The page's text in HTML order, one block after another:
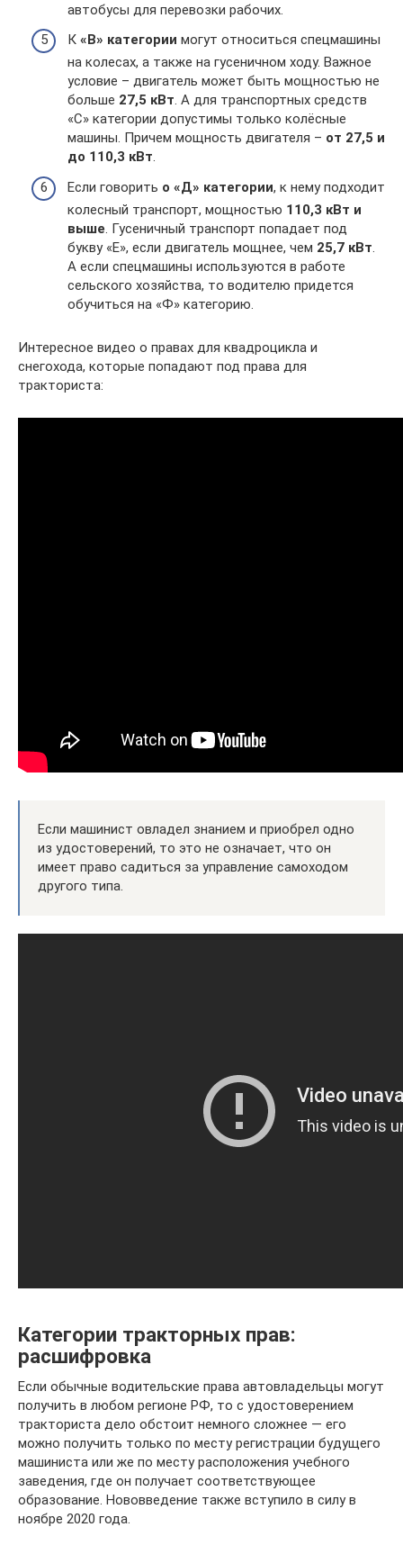
автобусы для перевозки рабочих.
К «В» категории могут относиться спецмашины
на колесах, а также на гусеничном ходу. Важное
условие – двигатель может быть мощностью не
больше 27,5 кВт. А для транспортных средств
«С» категории допустимы только колёсные
машины. Причем мощность двигателя – от 27,5 и
до 110,3 кВт.
Если говорить о «Д» категории, к нему подходит
колесный транспорт, мощностью 110,3 кВт и
выше . Гусеничный транспорт попадает под
букву «Е», если двигатель мощнее, чем 25,7 кВт
А если спецмашины используются в работе
сельского хозяйства, то водителю придется
обучиться на «Ф» категорию.
Интересное видео о правах для квадроцикла и
снегохода, которые попадают под права для
тракториста:
Если машинист овладел знанием и приобрел одно
из удостоверений, то это не означает, что он
имеет право садиться за управление самоходом
другого типа.
Категории тракторных прав:
расшифровка
Если обычные водительские права автовладельцы могут
получить в любом регионе РФ, то с удостоверением
тракториста дело обстоит немного сложнее — его
можно получить только по месту регистрации будущего
машиниста или же по месту расположения учебного
заведения, где он получает соответствующее
образование. Нововведение также вступило в силу в
ноябре 2020 года.